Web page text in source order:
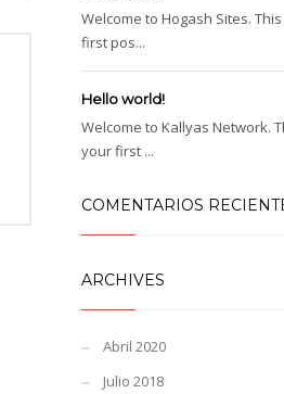
Welcome to Hogash Sites.
first pos...
Hello world!
Welcome to Kallyas Network.
your first ...
COMENTARIOS
ARCHIVES
Abril 2020
Julio 2018